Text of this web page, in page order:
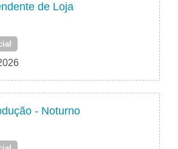
de Loja
- Noturno